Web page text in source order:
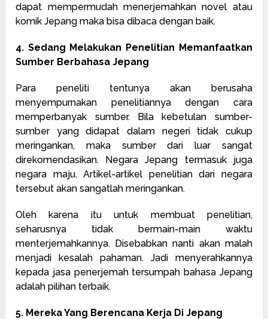
dapat mempermudah menerjemahkan novel atau
komik Jepang maka bisa dibaca dengan baik.
4. Sedang Melakukan Penelitian Memanfaatkan
Sumber Berbahasa Jepang
Para peneliti tentunya akan berusaha
menyempurnakan penelitiannya dengan cara
memperbanyak sumber. Bila kebetulan sumber-
sumber yang didapat dalam negeri tidak cukup
meringankan, maka sumber dari luar sangat
direkomendasikan. Negara Jepang termasuk juga
negara maju. Artikel-artikel penelitian dari negara
tersebut akan sangatlah meringankan.
Oleh karena itu untuk membuat penelitian,
seharusnya tidak bermain-main waktu
menterjemahkannya. Disebabkan nanti akan malah
menjadi kesalah pahaman. Jadi menyerahkannya
kepada jasa penerjemah tersumpah bahasa Jepang
adalah pilihan terbaik.
5. Mereka Yang Berencana Kerja Di Jepang